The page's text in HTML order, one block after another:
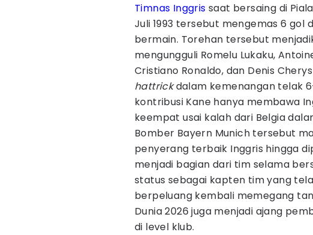
Timnas Inggris saat bersaing di
Juli 1993 tersebut mengemas 6
bermain. Torehan tersebut
mengungguli Romelu Lukaku,
Cristiano Ronaldo, dan Denis
hattrickdalam kemenangan telak
kontribusi Kane hanya membawa
keempat usai kalah dari Belgia
Bomber Bayern Munich tersebut
penyerang terbaik Inggris hingga
menjadi bagian dari tim selama
status sebagai kapten tim yang
berpeluang kembali memegang
Dunia 2026 juga menjadi ajang
di level klub.